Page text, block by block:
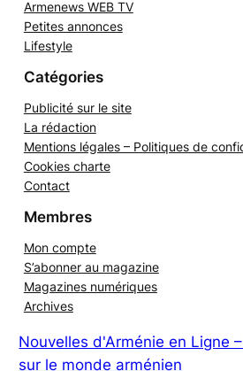
Revue de presse
Armenews WEB TV
Petites annonces
Publicité sur le site
La rédaction
Mentions légales – Politiques de
Cookies charte
Mon compte
S’abonner au magazine
Magazines numériques
Nouvelles d'Arménie en Ligne –